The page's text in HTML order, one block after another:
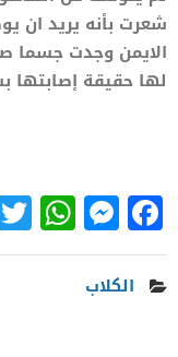
شعرت بأنه يريد ان
الايمن وجدت جسما
لها حقيقة إصابتها
الكلاب